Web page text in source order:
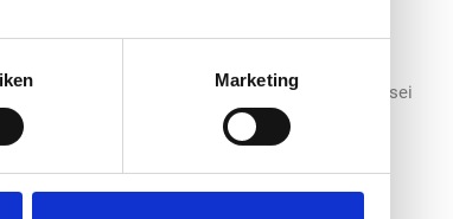
Marketing
Jens Fiege, Co-CEO der „Fiege Gruppe“. Ziel sei
an Bedeutung. Insbesondere bei
und Lastspitzen zu reduzieren.